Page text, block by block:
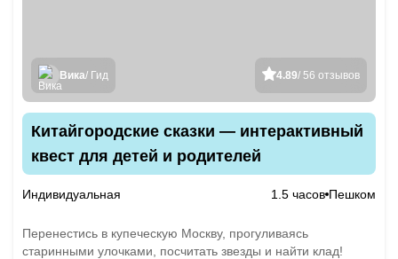
4.89/ 56 отзывов
Вика/ Гид
Китайгородские сказки — интерактивный
квест для детей и родителей
Индивидуальная 1.5 часов Пешком
Перенестись в купеческую Москву, прогуливаясь
старинными улочками, посчитать звезды и найти клад!